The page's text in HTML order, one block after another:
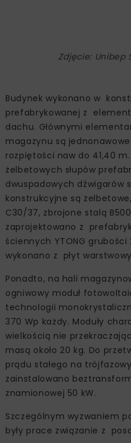
Zdjęcie: Unibep
Budynek wykonano w
prefabrykowanej z
dachu. Głównymi
magazynu są
rozpiętości naw do 41,40
żelbetowych słupów
dwuspadowych dźwigarów
konstrukcyjne są
C30/37, zbrojone stalą
ściennych YTONG grubości
wykonano z płyt